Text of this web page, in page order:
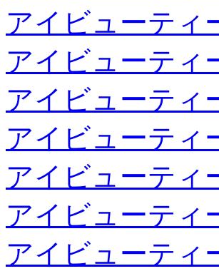
アイビューティ
アイビューティ
アイビューティ
アイビューティ
アイビューティ
アイビューティ
アイビューティ